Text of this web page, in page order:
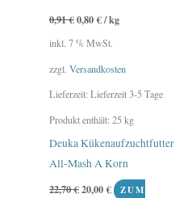
0,91€0,80€/kg
inkl. 7 % MwSt.
zzgl.Versandkosten
Lieferzeit:Lieferzeit 3-5 Tage
Produkt enthält: 25kg
Deuka Kükenaufzuchtfutter
All-Mash A Korn
22,70€20,00€
ZUM